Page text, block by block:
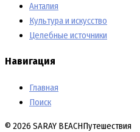
Анталия
Культура и искусство
Целебные источники
Навигация
Главная
Поиск
© 2026 SARAY BEACHПутешествия